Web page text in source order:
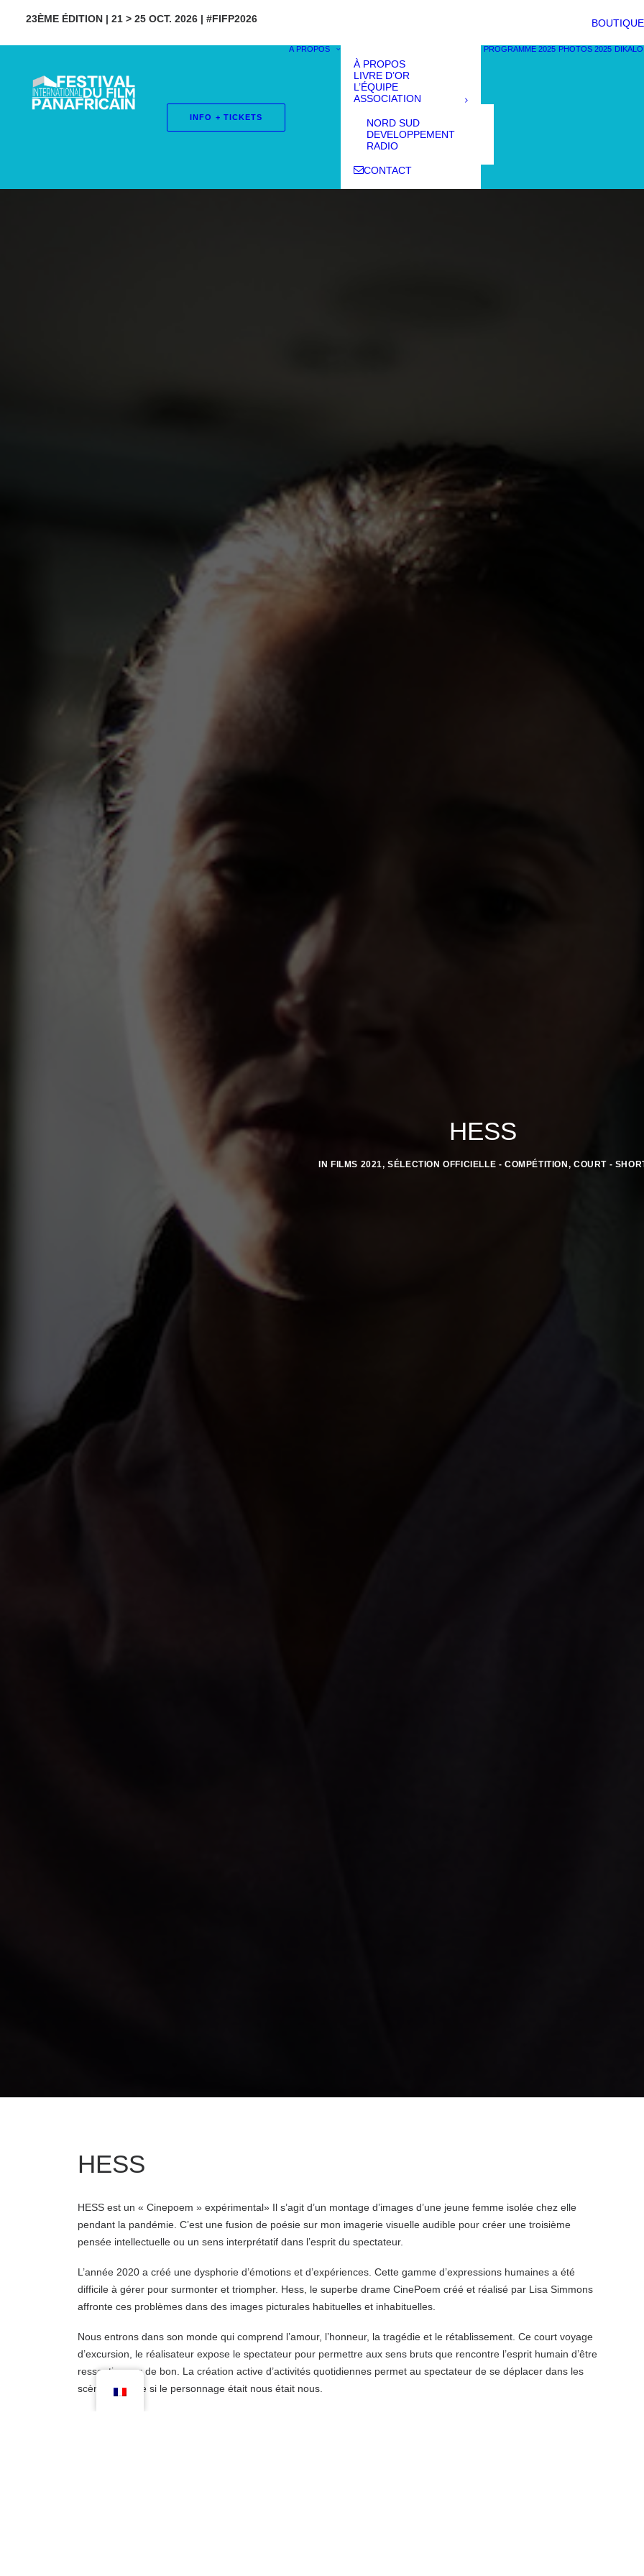
23ÈME ÉDITION | 21 > 25 OCT. 2026 | #FIFP2026 BOUTIQUE
INFO + TICKETS
À PROPOS
À PROPOS
LIVRE D’OR
L’ÉQUIPE
ASSOCIATION
NORD SUD
DEVELOPPEMENT
RADIO
CONTACT
PROGRAMME 2025 PHOTOS 2025
HESS
IN FILMS 2021,SÉLECTION OFFICIELLE - COMPÉTITION , COURT -
HESS
HESS est un « Cinepoem » expérimental» Il s’agit d’un montage d’images d’une jeune femme isolée chez elle
pendant la pandémie. C’est une fusion de poésie sur mon imagerie visuelle audible pour créer une troisième
pensée intellectuelle ou un sens interprétatif dans l’esprit du spectateur.
L’année 2020 a créé une dysphorie d’émotions et d’expériences. Cette gamme d’expressions humaines a été
difficile à gérer pour surmonter et triompher. Hess, le superbe drame CinePoem créé et réalisé par Lisa Simmons
affronte ces problèmes dans des images picturales habituelles et inhabituelles.
Nous entrons dans son monde qui comprend l’amour, l’honneur, la tragédie et le rétablissement. Ce court voyage
d’excursion, le réalisateur expose le spectateur pour permettre aux sens bruts que rencontre l’esprit humain d’être
ressentis pour de bon. La création active d’activités quotidiennes permet au spectateur de se déplacer dans les
scènes comme si le personnage était nous était nous.